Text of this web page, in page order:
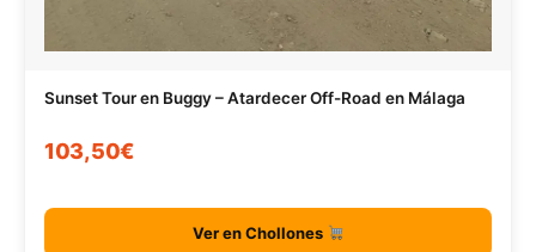
Sunset Tour en Buggy – Atardecer Off-Road en Málaga
103,50€
Ver en Chollones